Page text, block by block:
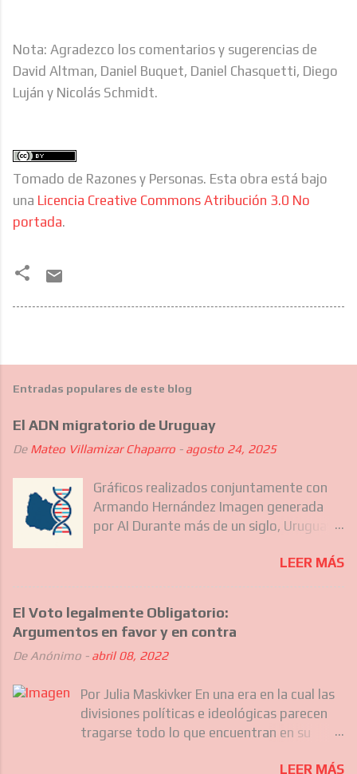
Nota: Agradezco los comentarios y sugerencias de
David Altman, Daniel Buquet, Daniel Chasquetti, Diego
Luján y Nicolás Schmidt.
Tomado de Razones y Personas. Esta obra está bajo
una Licencia Creative Commons Atribución 3.0 No
portada.
Entradas populares de este blog
El ADN migratorio de Uruguay
De Mateo Villamizar Chaparro - agosto 24, 2025
Gráficos realizados conjuntamente con
Armando Hernández Imagen generada
por AI Durante más de un siglo, Uruguay
migratorias que no solo incluyeron a los
europeos que forjaron gran parte de su
recientemente, a comunidades del
Caribe, Asia y otras regiones de América
Latina. Estas migraciones sucesivas han
carácter nacional uruguayo, su
gastronomía, sus barrios y hasta su
forma de hablar. Hoy, cuando los
LEER MÁS
El Voto legalmente Obligatorio:
Argumentos en favor y en contra
De Anónimo - abril 08, 2022
Por Julia Maskivker En una era en la cual las
divisiones políticas e ideológicas parecen
tragarse todo lo que encuentran en su
discusión acerca del voto legalmenteLEER MÁS